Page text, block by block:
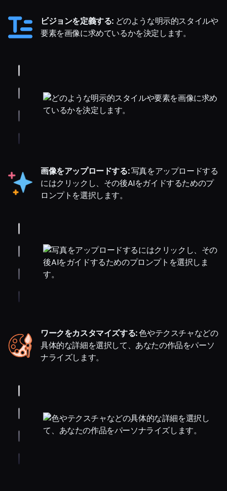
ビジョンを定義する: どのような明示的スタイルや
要素を画像に求めているかを決定します。
画像をアップロードする:写真をアップロードする
にはクリックし、その後AIをガイドするためのプ
ロンプトを選択します。
ワークをカスタマイズする:色やテクスチャなどの
具体的な詳細を選択して、あなたの作品をパーソ
ナライズします。